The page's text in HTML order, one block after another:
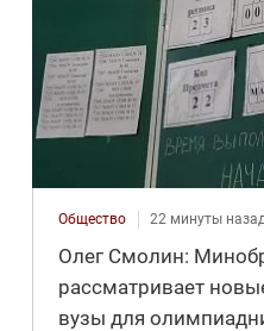
Общество 22 минуты назад
Олег Смолин:
рассматривает
вузы для